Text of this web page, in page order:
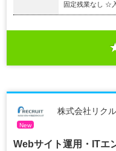
固定残業なし ☆
株式会社リク
New
Webサイト運用・ITエ